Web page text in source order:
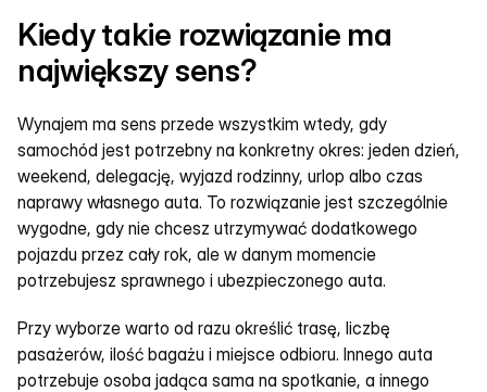
Kiedy takie rozwiązanie ma
największy sens?
Wynajem ma sens przede wszystkim wtedy, gdy
samochód jest potrzebny na konkretny okres: jeden dzień,
weekend, delegację, wyjazd rodzinny, urlop albo czas
naprawy własnego auta. To rozwiązanie jest szczególnie
wygodne, gdy nie chcesz utrzymywać dodatkowego
pojazdu przez cały rok, ale w danym momencie
potrzebujesz sprawnego i ubezpieczonego auta.
Przy wyborze warto od razu określić trasę, liczbę
pasażerów, ilość bagażu i miejsce odbioru. Innego auta
potrzebuje osoba jadąca sama na spotkanie, a innego